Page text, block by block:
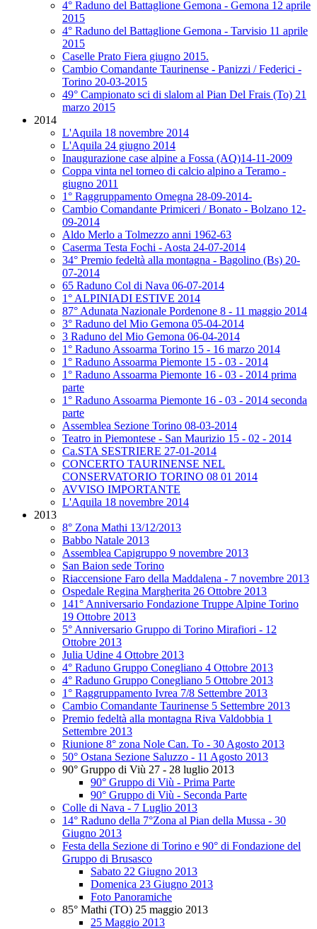
4° Raduno del Battaglione Gemona - Gemona 12 aprile
2015
4° Raduno del Battaglione Gemona - Tarvisio 11 aprile
2015
Caselle Prato Fiera giugno 2015.
Cambio Comandante Taurinense - Panizzi / Federici -
Torino 20-03-2015
49° Campionato sci di slalom al Pian Del Frais (To) 21
marzo 2015
2014
L'Aquila 18 novembre 2014
L'Aquila 24 giugno 2014
Inaugurazione case alpine a Fossa (AQ)14-11-2009
Coppa vinta nel torneo di calcio alpino a Teramo -
giugno 2011
1° Raggruppamento Omegna 28-09-2014-
Cambio Comandante Primiceri / Bonato - Bolzano 12-
09-2014
Aldo Merlo a Tolmezzo anni 1962-63
Caserma Testa Fochi - Aosta 24-07-2014
34° Premio fedeltà alla montagna - Bagolino (Bs) 20-
07-2014
65 Raduno Col di Nava 06-07-2014
1° ALPINIADI ESTIVE 2014
87° Adunata Nazionale Pordenone 8 - 11 maggio 2014
3° Raduno del Mio Gemona 05-04-2014
3 Raduno del Mio Gemona 06-04-2014
1° Raduno Assoarma Torino 15 - 16 marzo 2014
1° Raduno Assoarma Piemonte 15 - 03 - 2014
1° Raduno Assoarma Piemonte 16 - 03 - 2014 prima
parte
1° Raduno Assoarma Piemonte 16 - 03 - 2014 seconda
parte
Assemblea Sezione Torino 08-03-2014
Teatro in Piemontese - San Maurizio 15 - 02 - 2014
Ca.STA SESTRIERE 27-01-2014
CONCERTO TAURINENSE NEL
CONSERVATORIO TORINO 08 01 2014
AVVISO IMPORTANTE
L'Aquila 18 novembre 2014
2013
8° Zona Mathi 13/12/2013
Babbo Natale 2013
Assemblea Capigruppo 9 novembre 2013
San Baion sede Torino
Riaccensione Faro della Maddalena - 7 novembre 2013
Ospedale Regina Margherita 26 Ottobre 2013
141° Anniversario Fondazione Truppe Alpine Torino
19 Ottobre 2013
5° Anniversario Gruppo di Torino Mirafiori - 12
Ottobre 2013
Julia Udine 4 Ottobre 2013
4° Raduno Gruppo Conegliano 4 Ottobre 2013
4° Raduno Gruppo Conegliano 5 Ottobre 2013
1° Raggruppamento Ivrea 7/8 Settembre 2013
Cambio Comandante Taurinense 5 Settembre 2013
Premio fedeltà alla montagna Riva Valdobbia 1
Settembre 2013
Riunione 8° zona Nole Can. To - 30 Agosto 2013
50° Ostana Sezione Saluzzo - 11 Agosto 2013
90° Gruppo di Viù 27 - 28 luglio 2013
90° Gruppo di Viù - Prima Parte
90° Gruppo di Viù - Seconda Parte
Colle di Nava - 7 Luglio 2013
14° Raduno della 7°Zona al Pian della Mussa - 30
Giugno 2013
Festa della Sezione di Torino e 90° di Fondazione del
Gruppo di Brusasco
Sabato 22 Giugno 2013
Domenica 23 Giugno 2013
Foto Panoramiche
85° Mathi (TO) 25 maggio 2013
25 Maggio 2013